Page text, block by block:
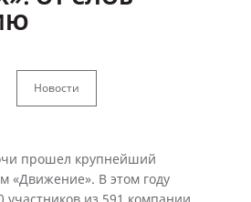
Новости
прошел крупнейший
«Движение». В этом году